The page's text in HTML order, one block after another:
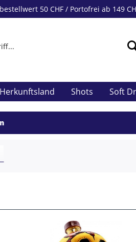
50 CHF / Portofrei ab 149
Herkunftsland Shots Soft